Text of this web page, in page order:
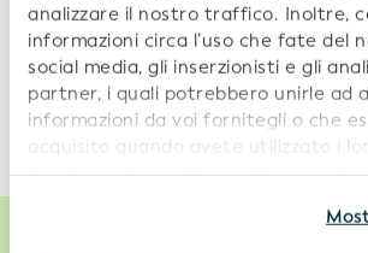
analizzare il nostro traffico. Inoltre,
informazioni circa l’uso che fate del
social media, gli inserzionisti e gli
partner, i quali potrebbero unirle ad
informazioni da voi fornitegli o che
acquisito quando avete utilizzato i
Continuando a utilizzare il nostro
informazioni, siete pregati di
File associati da scaricare
Scarica:Tassonomia XBRL per i